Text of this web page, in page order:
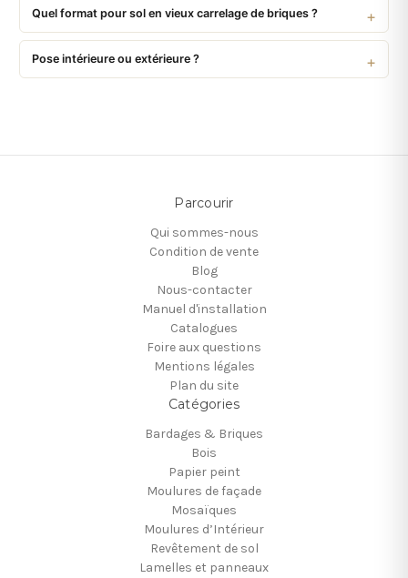
Quel format pour sol en vieux carrelage de briques ?
Pose intérieure ou extérieure ?
Parcourir
Qui sommes-nous
Condition de vente
Blog
Nous-contacter
Manuel d'installation
Catalogues
Foire aux questions
Mentions légales
Plan du site
Catégories
Bardages & Briques
Bois
Papier peint
Moulures de façade
Mosaïques
Moulures d’Intérieur
Revêtement de sol
Lamelles et panneaux